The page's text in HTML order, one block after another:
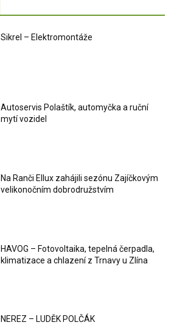
Sikrel – Elektromontáže
Autoservis Polaštík, automyčka a ruční
mytí vozidel
Na Ranči Ellux zahájili sezónu Zajíčkovým
velikonočním dobrodružstvím
HAVOG – Fotovoltaika, tepelná čerpadla,
klimatizace a chlazení z Trnavy u Zlína
NEREZ – LUDĚK POLČÁK